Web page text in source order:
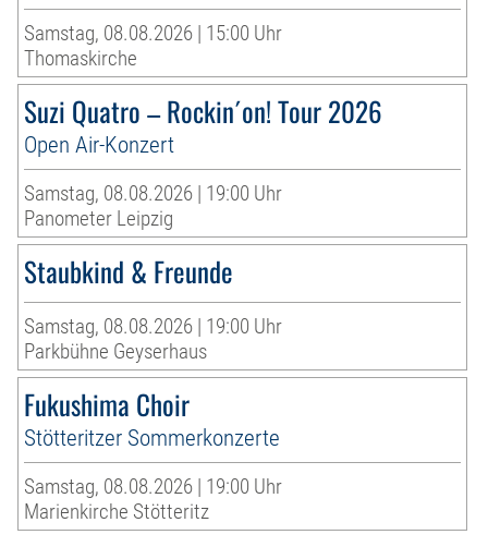
Samstag, 08.08.2026 | 15:00 Uhr
Thomaskirche
Suzi Quatro – Rockin´on! Tour 2026
Open Air-Konzert
Samstag, 08.08.2026 | 19:00 Uhr
Panometer Leipzig
Staubkind & Freunde
Samstag, 08.08.2026 | 19:00 Uhr
Parkbühne Geyserhaus
Fukushima Choir
Stötteritzer Sommerkonzerte
Samstag, 08.08.2026 | 19:00 Uhr
Marienkirche Stötteritz